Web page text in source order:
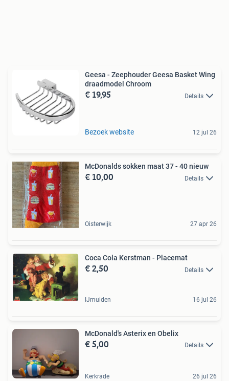
Geesa - Zeephouder Geesa Basket Wing
draadmodel Chroom
€ 19,95 Details
Bezoek website 12 jul 26
McDonalds sokken maat 37 - 40 nieuw
€ 10,00 Details
Oisterwijk 27 apr 26
Coca Cola Kerstman - Placemat
€ 2,50 Details
IJmuiden 16 jul 26
McDonald's Asterix en Obelix
€ 5,00 Details
Kerkrade 26 jul 26